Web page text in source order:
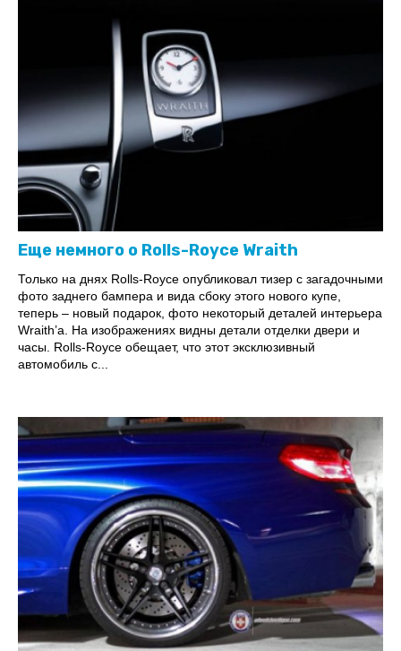
Еще немного о Rolls-Royce Wraith
Только на днях Rolls-Royce опубликовал тизер с загадочными
фото заднего бампера и вида сбоку этого нового купе,
теперь – новый подарок, фото некоторый деталей интерьера
Wraith’а. На изображениях видны детали отделки двери и
часы. Rolls-Royce обещает, что этот эксклюзивный
автомобиль с...